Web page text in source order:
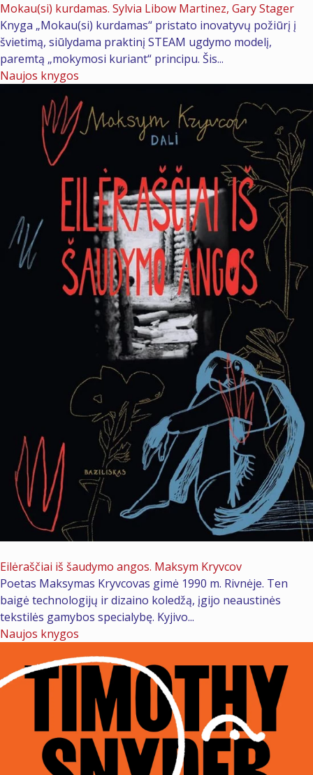
Mokau(si) kurdamas. Sylvia Libow Martinez, Gary Stager
Knyga „Mokau(si) kurdamas“ pristato inovatyvų požiūrį į
švietimą, siūlydama praktinį STEAM ugdymo modelį,
paremtą „mokymosi kuriant“ principu. Šis...
Naujos knygos
Eilėraščiai iš šaudymo angos. Maksym Kryvcov
Poetas Maksymas Kryvcovas gimė 1990 m. Rivnėje. Ten
baigė technologijų ir dizaino koledžą, įgijo neaustinės
tekstilės gamybos specialybę. Kyjivo...
Naujos knygos